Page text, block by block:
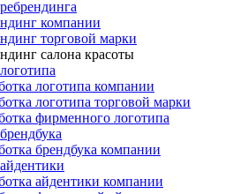
компании
торговой марки
салона красоты
логотипа компании
логотипа торговой марки
фирменного логотипа
брендбука компании
айдентики компании